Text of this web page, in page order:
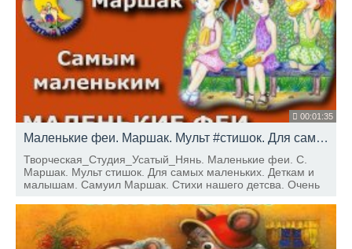
00:01:35
Маленькие феи. Маршак. Мульт #стишок. Для самых маленьких. Деткам и малышам.
Творческая_Cтудия_Усатый_Нянь. Маленькие феи. С.
Маршак. Мульт стишок. Для самых маленьких. Деткам и
малышам. Самуил Маршак. Стихи нашего детсва. Очень
деткам и малышам, и по сей день.